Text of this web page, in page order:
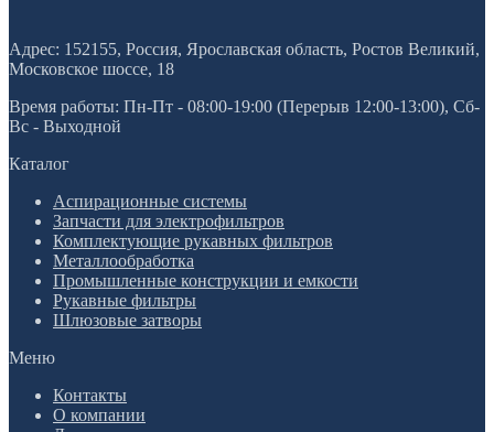
Адрес: 152155, Россия, Ярославская область, Ростов Великий,
Московское шоссе, 18
Время работы: Пн-Пт - 08:00-19:00 (Перерыв 12:00-13:00), Сб-
Вс - Выходной
Каталог
Аспирационные системы
Запчасти для электрофильтров
Комплектующие рукавных фильтров
Металлообработка
Промышленные конструкции и емкости
Рукавные фильтры
Шлюзовые затворы
Меню
Контакты
О компании